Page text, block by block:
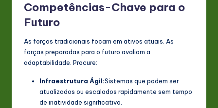
Competências-Chave para o
Futuro
As forças tradicionais focam em ativos atuais. As
forças preparadas para o futuro avaliam a
adaptabilidade. Procure:
Infraestrutura Ágil:Sistemas que podem ser
atualizados ou escalados rapidamente sem tempo
de inatividade significativo.